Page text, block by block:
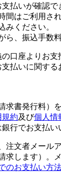
払いが確認
間はご利用さ
みください。
ら、振込手数
口座よりお支
払いに関する
請求書発行料）
規約及び個人情
行でお支払い
注文者メール
求します）。
のお支払い方